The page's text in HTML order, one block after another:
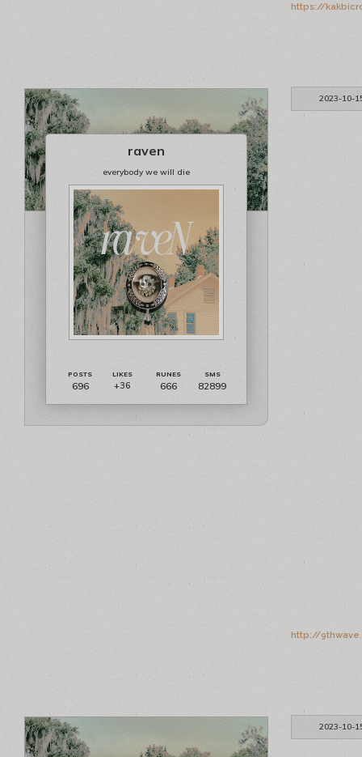
https://
2023-10-
raven
everybody we will die
696 +36 666 82899
http://
2023-10-